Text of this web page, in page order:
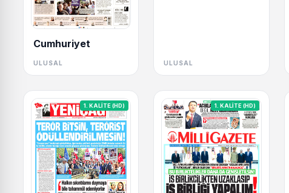
Cumhuriyet
ULUSAL ULUSAL
1. KALİTE (HD) 1. KALİTE (HD)